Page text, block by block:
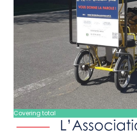
Covering total